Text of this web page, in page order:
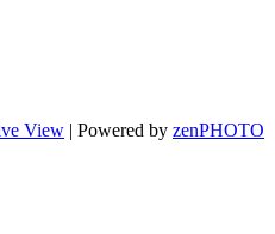
View | Powered by zenPHOTO